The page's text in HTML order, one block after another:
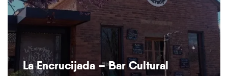
La Encrucijada – Bar Cultural